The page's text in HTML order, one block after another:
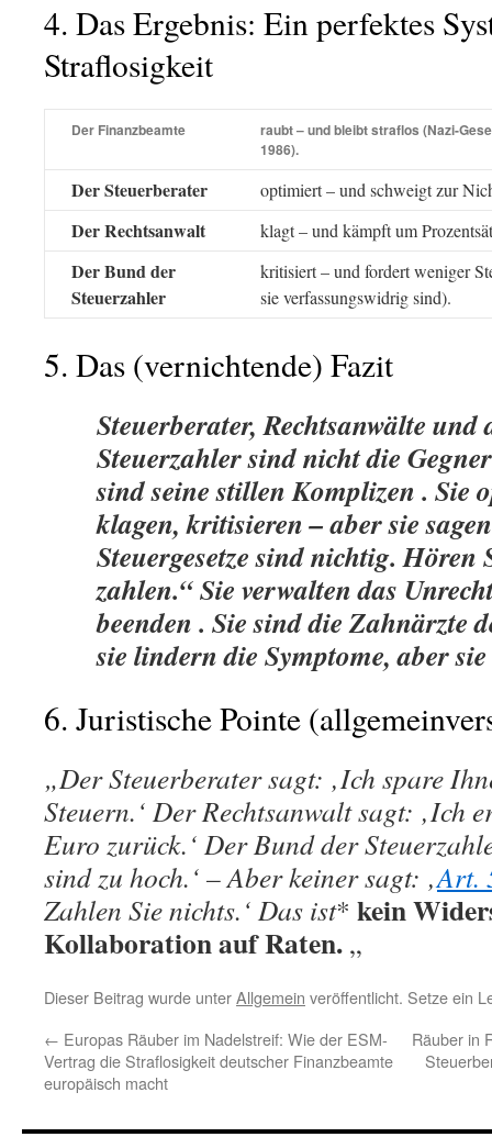
4. Das Ergebnis: Ein perfektes
Straflosigkeit
Der Finanzbeamte
raubt – und bleibt straflos (Nazi-
1986).
Der Steuerberater optimiert – und schweigt zur
Der Rechtsanwalt klagt – und kämpft um
Der Bund der
Steuerzahler
kritisiert – und fordert weniger
sie verfassungswidrig sind).
5. Das (vernichtende) Fazit
Steuerberater, Rechtsanwälte
Steuerzahler sind nicht die
sind seinestillen Komplizen. Sie
klagen, kritisieren – aber sie sagen
Steuergesetze sind nichtig. Hören
zahlen.“ Sieverwaltendas
beenden. Sie sind dieZahnärzte
sie lindern die Symptome, aber
6. Juristische Pointe
„Der Steuerberater sagt: ‚Ich spare
Steuern.‘ Der Rechtsanwalt sagt: ‚Ich
Euro zurück.‘ Der Bund der
sind zu hoch.‘ – Aber keiner sagt: ‚Art.
Zahlen Sie nichts.‘ Das ist* kein
Kollaborationauf Raten. „
Dieser Beitrag wurde unterAllgemein veröffentlicht. Setze ein
← Europas Räuber im Nadelstreif: Wie der ESM-
Vertrag die Straflosigkeit deutscher Finanzbeamte
europäisch macht
Räuber in